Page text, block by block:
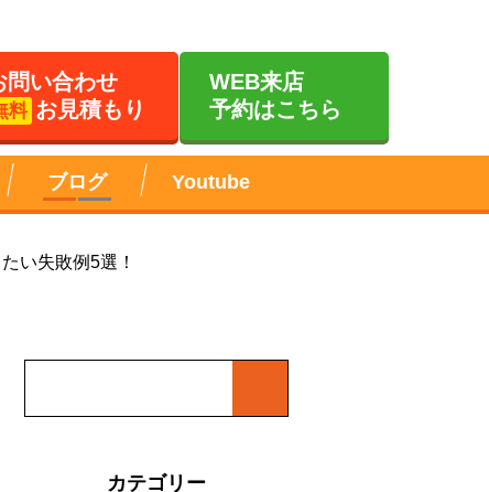
問い合わせ
料 お見積もり
WEB来店
予約はこちら
ブログ Youtube
い失敗例5選！
カテゴリー